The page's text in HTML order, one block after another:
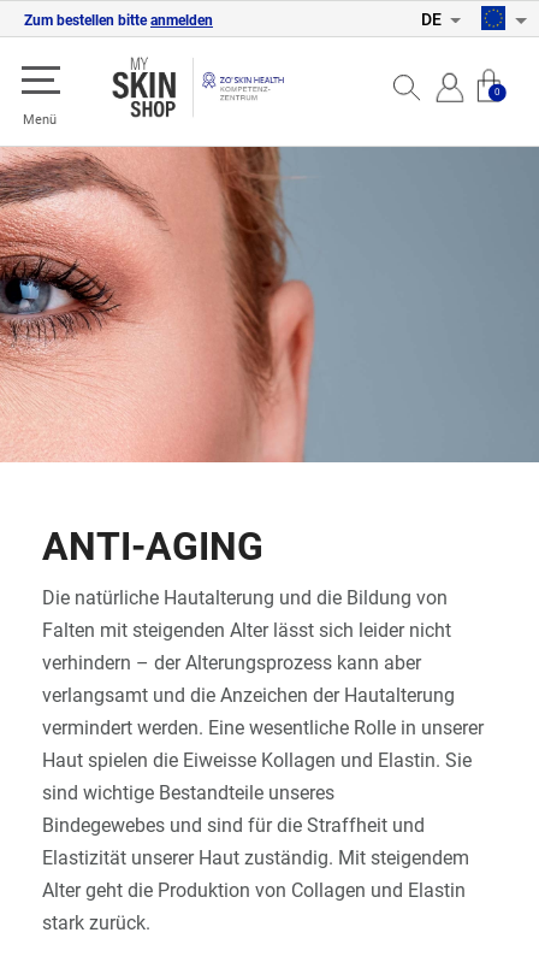
Zum bestellen bitteanmelden DE
0
Menü
ANMELDEN
ANTI-AGING
Die natürliche Hautalterung und die Bildung von
Falten mit steigenden Alter lässt sich leider nicht
verhindern – der Alterungsprozess kann aber
verlangsamt und die Anzeichen der Hautalterung
vermindert werden. Eine wesentliche Rolle in unserer
Haut spielen die Eiweisse Kollagen und Elastin. Sie
sind wichtige Bestandteile unseres
Bindegewebes und sind für die Straffheit und
Elastizität unserer Haut zuständig. Mit steigendem
Alter geht die Produktion von Collagen und Elastin
stark zurück.